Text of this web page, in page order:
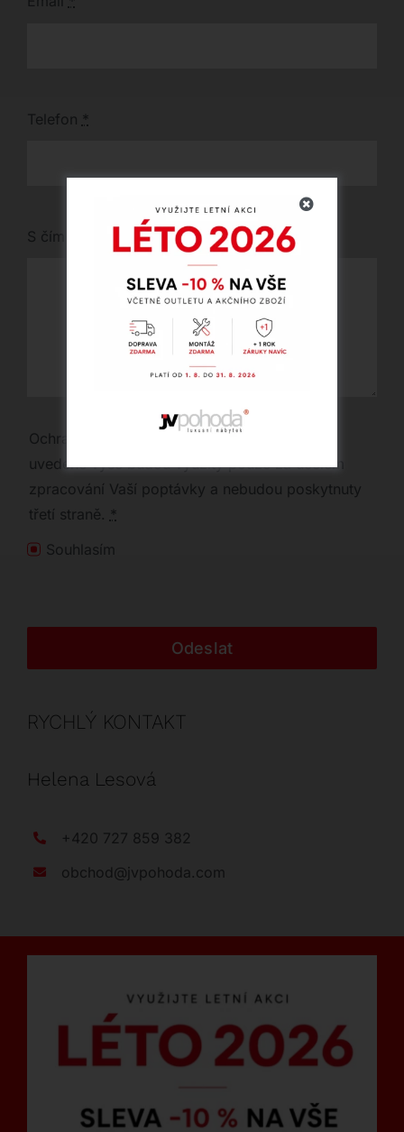
Telefon *
S čím vám můžeme pomoci?
Ochrana osobních údajů | Vaše osobní údaje
uvedené výše budou využity pouze za účelem
zpracování Vaší poptávky a nebudou poskytnuty
třetí straně. *
Souhlasím
Odeslat
RYCHLÝ KONTAKT
Helena Lesová
+420 727 859 382
obchod@jvpohoda.com